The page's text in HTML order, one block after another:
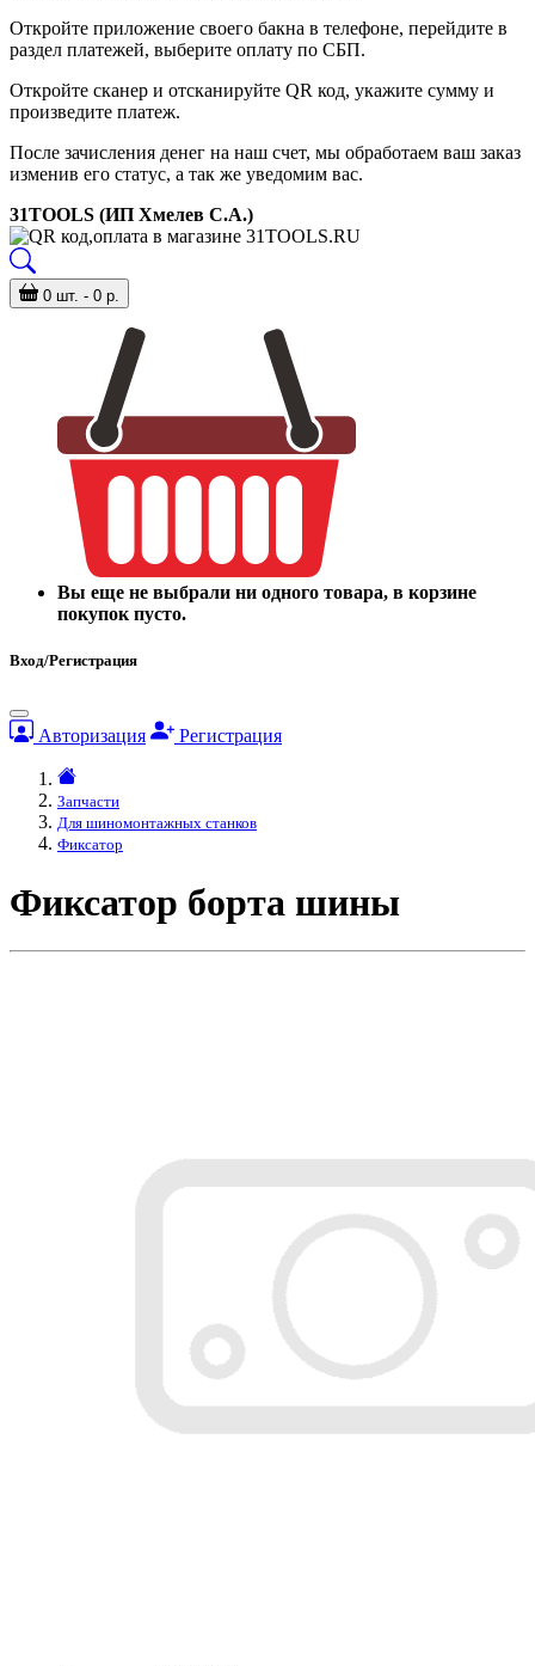
Откройте приложение своего бакна в телефоне, перейдите в
раздел платежей, выберите оплату по СБП.
Откройте сканер и отсканируйте QR код, укажите сумму и
произведите платеж.
После зачисления денег на наш счет, мы обработаем ваш заказ
изменив его статус, а так же уведомим вас.
31TOOLS (ИП Хмелев С.А.)
0 шт. - 0 р.
Вы еще не выбрали ни одного товара, в корзине
покупок пусто.
Вход/Регистрация
Авторизация Регистрация
Запчасти
Для шиномонтажных станков
Фиксатор
Фиксатор борта шины